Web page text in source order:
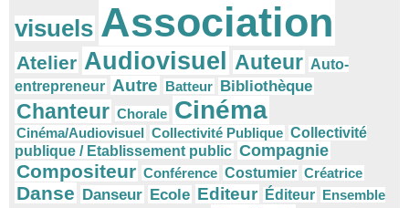
visuels Association
Atelier Audiovisuel Auteur Auto-
entrepreneur Autre Batteur Bibliothèque
Chanteur Chorale Cinéma
Cinéma/Audiovisuel Collectivité Publique Collectivité
publique / Etablissement public Compagnie
Compositeur Conférence Costumier Créatrice
Danse Danseur Ecole Editeur Éditeur Ensemble